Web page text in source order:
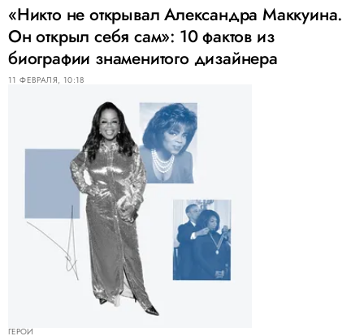
«Никто не открывал Александра Маккуина.
Он открыл себя сам»: 10 фактов из
биографии знаменитого дизайнера
11 ФЕВРАЛЯ, 10:18
ГЕРОИ